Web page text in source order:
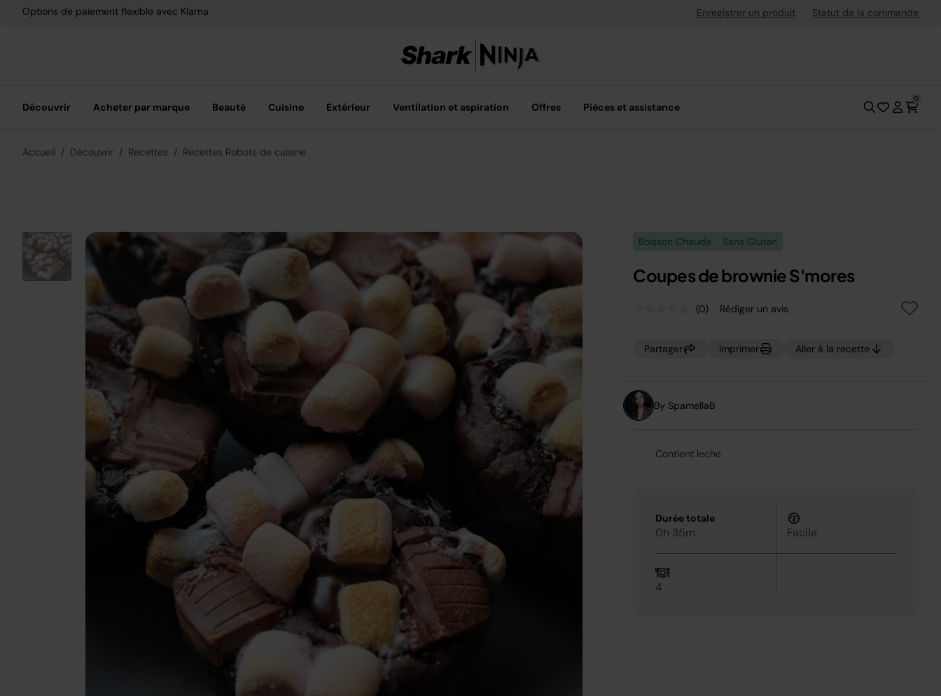
Options de paiement flexible avec Klarna Livraison gratuite dès 40 € d'achatEnregistrer un produit Statut de la commande
Découvrir Acheter par marque Beauté Cuisine Extérieur Ventilation et aspiration Offres Pièces et assistance
0
Accueil Découvrir Recettes Recettes Robots de cuisine
Boisson Chaude Sans Gluten
Coupes de brownie S'mores
Aucune
notation.
page.
(0) Rédiger un avis
Partager Imprimer Aller à la recette
By SpamellaB
Contient leche
Durée totale
0h 35m Facile
4